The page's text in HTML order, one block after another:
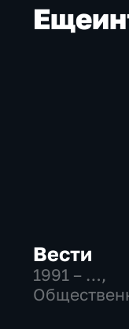
Еще
Вести
1991 – …,